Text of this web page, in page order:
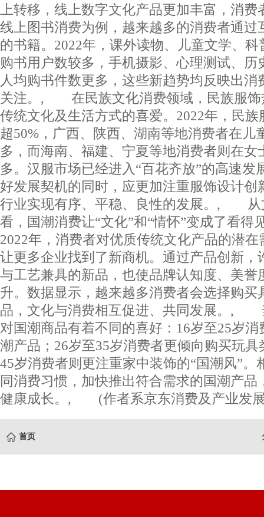
上转移，线上数字文化产品更加丰富，消
线上图书消费为例，越来越多的消费者通过
的书籍。2022年，课外读物、儿童文学、
购书用户数较多，手机摄影、心理测试、历
人均购书件数更多，这些新趋势均反映出消
关注。, 在民族文化消费领域，民族服饰
传统文化及生活方式的喜爱。2022年，民
超50%，广西、陕西、湖南等地消费者在儿
多，而海南、福建、宁夏等地消费者则在女
多。汉服市场已经进入“百花齐放”的高速发
好发展契机的同时，应更加注重服饰设计创
行业实现有序、平稳、良性的发展。, 从
看，国潮消费让“文化”和“情怀”变成了看得
2022年，消费者对优质传统文化产品的潜
让更多企业找到了新商机。通过产品创新，
与工艺兼具的新品，也使品牌认知度、美誉
升。数据显示，越来越多消费者会选择购买
品，文化与消费相互促进、共同发展。,
对国潮商品有着不同的喜好：16岁至25岁
潮产品；26岁至35岁消费者更倾向购买玩
45岁消费者则更注重家中装饰的“国潮风”。
同消费习惯，加快推出符合需求的国潮产品
健康成长。, (作者系京东消费及产业发展
首页